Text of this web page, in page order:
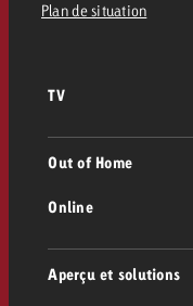
Plan de situation
TV
Out of Home
Out of Home
Affichage
Online
Aperçu et solutions